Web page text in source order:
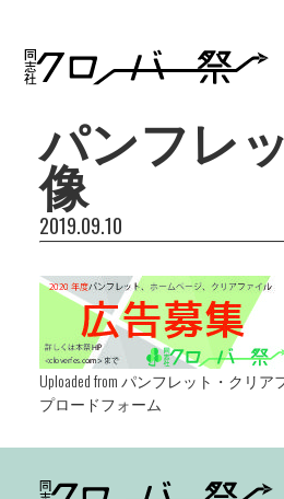
パンフレ
像
2019.09.10
Uploaded from パンフレット・クリ
プロードフォーム